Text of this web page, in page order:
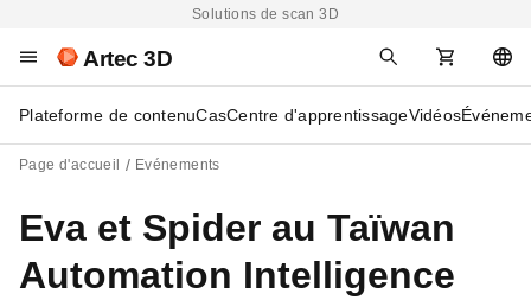
Solutions de scan 3D
Artec 3D
Plateforme de contenuCasCentre d'apprentissageVidéos
Page d'accueil Evénements
Eva et Spider au Taïwan
Automation Intelligence